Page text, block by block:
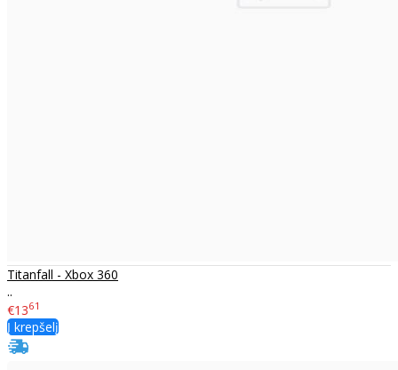
Titanfall - Xbox 360
..
€1361
Į krepšelį